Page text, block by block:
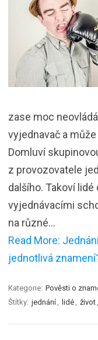
zase moc
vyjednavač a
Domluví
z provozovatele
dalšího. Takoví
vyjednávacími
na různé…
Read More:
jednotlivá
Kategorie: Pověsti o
Štítky: jednání lidé život